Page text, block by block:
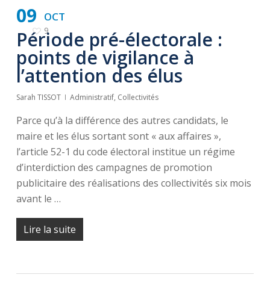
OCT
09
9
Période pré-électorale :
points de vigilance à
l’attention des élus
Sarah TISSOT Administratif, Collectivités
Parce qu’à la différence des autres candidats, le
maire et les élus sortant sont « aux affaires »,
l’article 52-1 du code électoral institue un régime
d’interdiction des campagnes de promotion
publicitaire des réalisations des collectivités six mois
avant le …
Lire la suite